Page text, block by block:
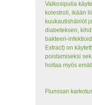
Valkosipulia
kolestroli, ikään
kuukautishäiriöt
diabeteksen,
bakteeri-
Extract) on
poistamiseksi
hoitaa myös
Flunssan